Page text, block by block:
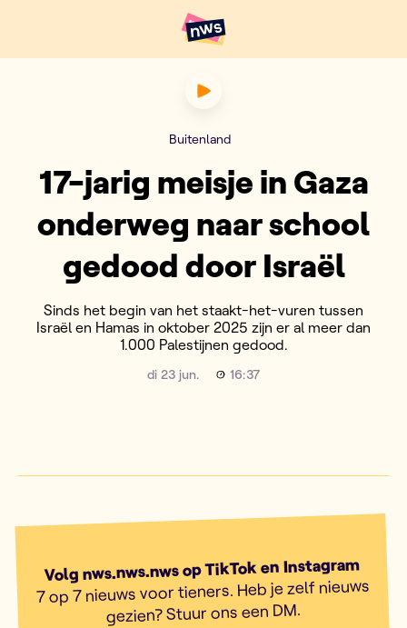
Hoofdpunten VRT NWS
17-jarig meisje in Gaza
Buitenland
17-jarig meisje in Gaza
onderweg naar school
gedood door Israël
Sinds het begin van het staakt-het-vuren tussen
Israël en Hamas in oktober 2025 zijn er al meer dan
1.000 Palestijnen gedood.
di 23 jun. 16:37
Volg nws.nws.nws op TikTok en Instagram
7 op 7 nieuws voor tieners. Heb je zelf nieuws
gezien? Stuur ons een DM.